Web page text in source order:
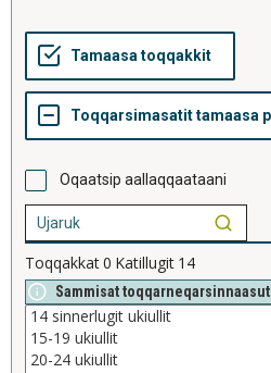
Oqaatsip aallaqqaataani
Toqqakkat0 Katillugit 14
Sammisat toqqarneqarsinnaasut